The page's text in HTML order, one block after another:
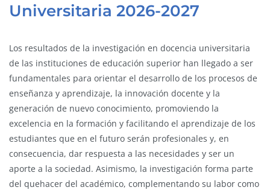
Universitaria 2026-2027
Los resultados de la investigación en docencia universitaria
de las instituciones de educación superior han llegado a ser
fundamentales para orientar el desarrollo de los procesos de
enseñanza y aprendizaje, la innovación docente y la
generación de nuevo conocimiento, promoviendo la
excelencia en la formación y facilitando el aprendizaje de los
estudiantes que en el futuro serán profesionales y, en
consecuencia, dar respuesta a las necesidades y ser un
aporte a la sociedad. Asimismo, la investigación forma parte
del quehacer del académico, complementando su labor como